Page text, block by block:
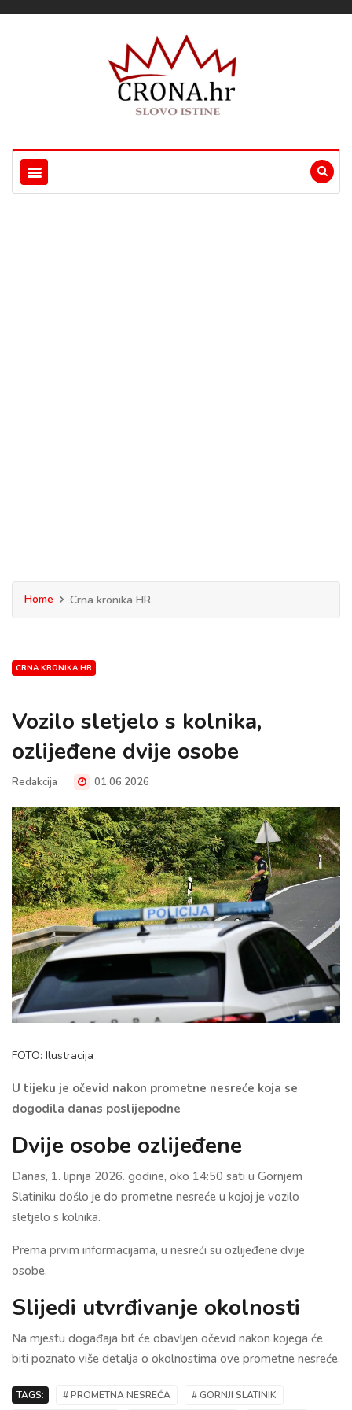
Home Crna kronika HR
CRNA KRONIKA HR
Vozilo sletjelo s kolnika,
ozlijeđene dvije osobe
Redakcija 01.06.2026
FOTO: Ilustracija
U tijeku je očevid nakon prometne nesreće koja se
dogodila danas poslijepodne
Dvije osobe ozlijeđene
Danas, 1. lipnja 2026. godine, oko 14:50 sati u Gornjem
Slatiniku došlo je do prometne nesreće u kojoj je vozilo
sletjelo s kolnika.
Prema prvim informacijama, u nesreći su ozlijeđene dvije
osobe.
Slijedi utvrđivanje okolnosti
Na mjestu događaja bit će obavljen očevid nakon kojega će
biti poznato više detalja o okolnostima ove prometne nesreće.
TAGS: # PROMETNA NESREĆA # GORNJI SLATINIK